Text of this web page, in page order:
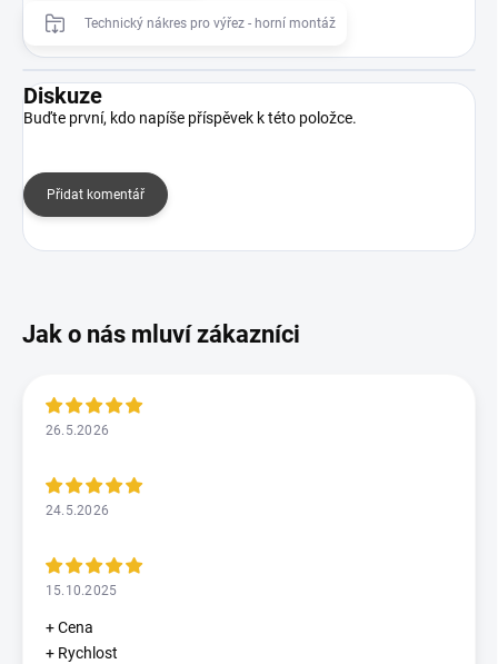
Technický nákres pro výřez - horní montáž
Diskuze
Buďte první, kdo napíše příspěvek k této položce.
Přidat komentář
26.5.2026
24.5.2026
15.10.2025
+ Cena
+ Rychlost